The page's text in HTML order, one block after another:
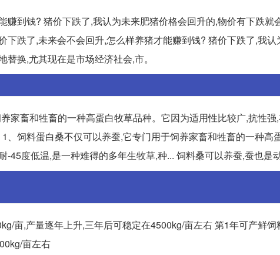
赚到钱? 猪价下跌了,我认为未来肥猪价格会回升的,物价有下跌就
下跌了,未来会不会回升,怎么样养猪才能赚到钱? 猪价下跌了,我
换,尤其现在是市场经济社会,市。
家畜和牲畜的一种高蛋白牧草品种。它因为适用性比较广,抗性
、饲料蛋白桑不仅可以养蚕,它专门用于饲养家畜和牲畜的一种高
45度低温,是一种难得的多年生牧草,种... 饲料桑可以养蚕,蚕也是
亩,产量逐年上升,三年后可稳定在4500kg/亩左右 第1年可产鲜饲
亩左右